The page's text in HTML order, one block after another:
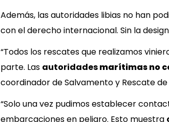
Además, las autoridades libias no han
con el derecho internacional. Sin la
“Todos los rescates que realizamos
parte. Las autoridadesmarítimas no
coordinador de Salvamento y Rescate
“Solo una vez pudimos establecer
embarcaciones en peligro. Esto muestra